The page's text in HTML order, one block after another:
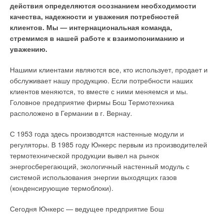
действия определяются осознанием необходимости
качества, надежности и уважения потребностей
клиентов. Мы — интернациональная команда,
стремимся в нашей работе к взаимопониманию и
уважению.
Нашими клиентами являются все, кто использует, продает и
обслуживает нашу продукцию. Если потребности наших
клиентов меняются, то вместе с ними меняемся и мы.
Головное предприятие фирмы Бош Термотехника
расположено в Германии в г. Вернау.
С 1953 года здесь производятся настенные модули и
регуляторы. В 1985 году Юнкерс первым из производителей
термотехнической продукции вывел на рынок
энергосберегающий, экологичный настенный модуль с
системой использования энергии выходящих газов
(конденсирующие термоблоки).
Сегодня Юнкерс — ведущее предприятие Бош